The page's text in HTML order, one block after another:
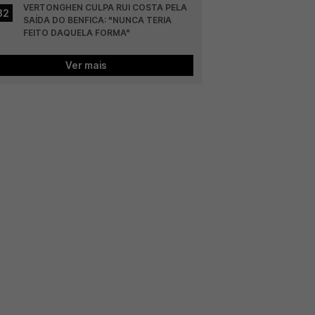
VERTONGHEN CULPA RUI COSTA PELA
SAÍDA DO BENFICA: "NUNCA TERIA
FEITO DAQUELA FORMA"
Ver mais